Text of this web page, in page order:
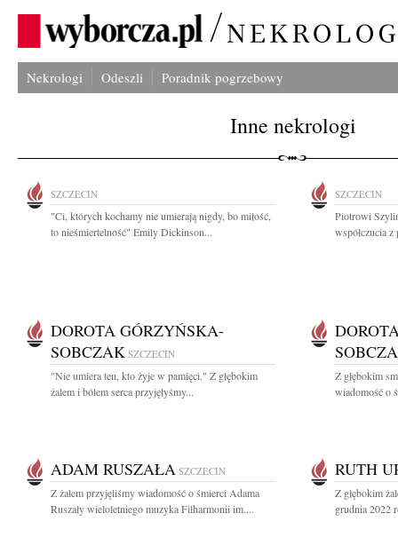
Nekrologi Odeszli Poradnik pogrzebowy
Inne nekrologi
SZCZECIN
"Ci, których kochamy nie umierają nigdy, bo miłość,
to nieśmiertelność" Emily Dickinson...
SZCZECIN
Piotrowi
współczucia
DOROTA GÓRZYŃSKA-
SOBCZAK SZCZECIN
"Nie umiera ten, kto żyje w pamięci." Z głębokim
żalem i bólem serca przyjęłyśmy...
Z głębokim
wiadomość o
ADAM RUSZAŁA SZCZECIN
Z żalem przyjęliśmy wiadomość o śmierci Adama
Ruszały wieloletniego muzyka Filharmonii im....
RUTH
Z głębokim
grudnia 2022